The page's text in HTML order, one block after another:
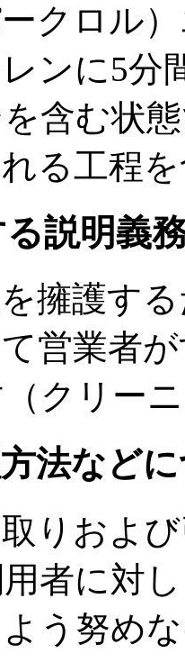
クロル
ンに5分
含む状
る工程
説明義
擁護す
営業者
クリー
法など
りおよ
者に対
う努め